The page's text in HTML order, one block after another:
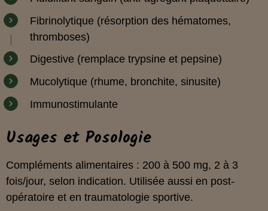
Fibrinolytique (résorption des hématomes,
thromboses)
Digestive (remplace trypsine et pepsine)
Mucolytique (rhume, bronchite, sinusite)
Immunostimulante
Usages et Posologie
Compléments alimentaires : 200 à 500 mg, 2 à 3
fois/jour, selon indication. Utilisée aussi en post-
opératoire et en traumatologie sportive.